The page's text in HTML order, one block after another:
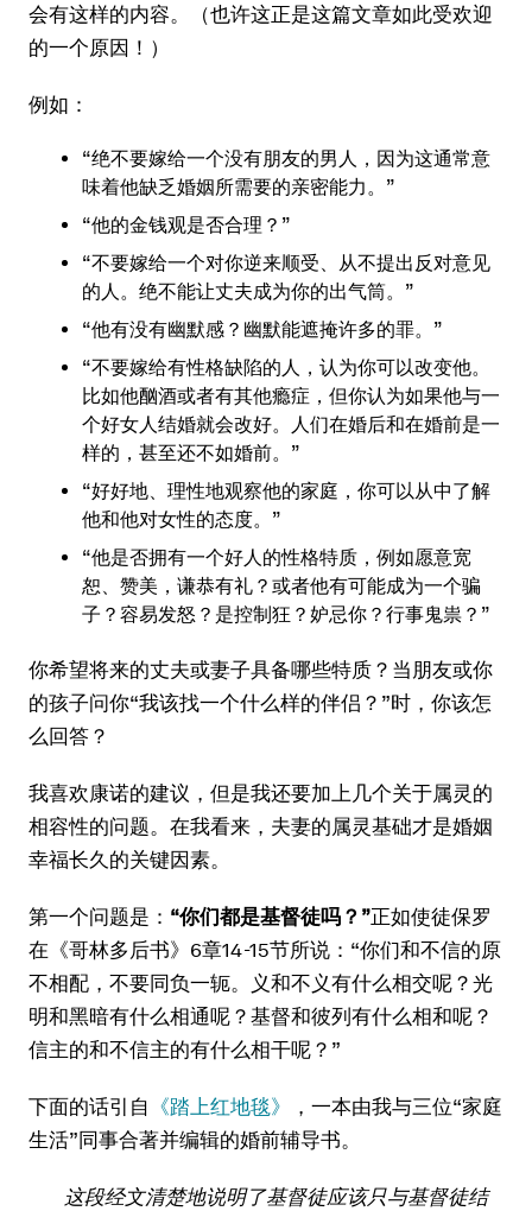
会有这样的内容。（也许这正是这篇文章如此受欢迎
的一个原因！）
例如：
“绝不要嫁给一个没有朋友的男人，因为这通常意
味着他缺乏婚姻所需要的亲密能力。”
“他的金钱观是否合理？”
“不要嫁给一个对你逆来顺受、从不提出反对意见
的人。绝不能让丈夫成为你的出气筒。”
“他有没有幽默感？幽默能遮掩许多的罪。”
“不要嫁给有性格缺陷的人，认为你可以改变他。
比如他酗酒或者有其他瘾症，但你认为如果他与一
个好女人结婚就会改好。人们在婚后和在婚前是一
样的，甚至还不如婚前。”
“好好地、理性地观察他的家庭，你可以从中了解
他和他对女性的态度。”
“他是否拥有一个好人的性格特质，例如愿意宽
恕、赞美，谦恭有礼？或者他有可能成为一个骗
子？容易发怒？是控制狂？妒忌你？行事鬼祟？”
你希望将来的丈夫或妻子具备哪些特质？当朋友或你
的孩子问你“我该找一个什么样的伴侣？”时，你该怎
么回答？
我喜欢康诺的建议，但是我还要加上几个关于属灵的
相容性的问题。在我看来，夫妻的属灵基础才是婚姻
幸福长久的关键因素。
第一个问题是： “你们都是基督徒吗？”正如使徒保罗
在《哥林多后书》6章14-15节所说：“你们和不信的原
不相配，不要同负一轭。义和不义有什么相交呢？光
明和黑暗有什么相通呢？基督和彼列有什么相和呢？
信主的和不信主的有什么相干呢？”
下面的话引自 《踏上红地毯》
，一本由我与三位“家庭
生活”同事合著并编辑的婚前辅导书。
这段经文清楚地说明了基督徒应该只与基督徒结